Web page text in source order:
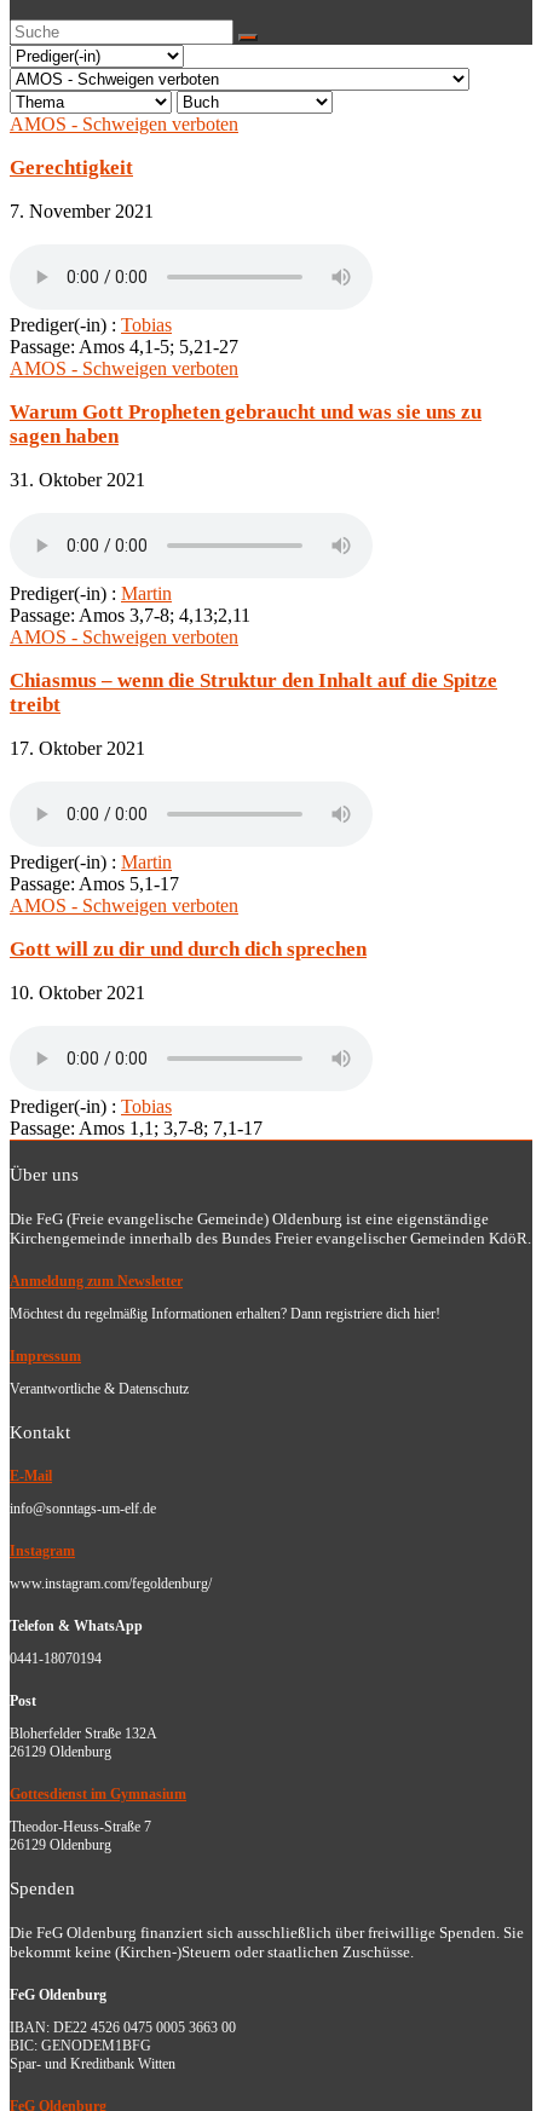
AMOS - Schweigen verboten
Gerechtigkeit
7. November 2021
Prediger(-in) : Tobias
Passage: Amos 4,1-5; 5,21-27
AMOS - Schweigen verboten
Warum Gott Propheten gebraucht und was sie uns zu
sagen haben
31. Oktober 2021
Prediger(-in) : Martin
Passage: Amos 3,7-8; 4,13;2,11
AMOS - Schweigen verboten
Chiasmus – wenn die Struktur den Inhalt auf die Spitze
treibt
17. Oktober 2021
Prediger(-in) : Martin
Passage: Amos 5,1-17
AMOS - Schweigen verboten
Gott will zu dir und durch dich sprechen
10. Oktober 2021
Prediger(-in) : Tobias
Passage: Amos 1,1; 3,7-8; 7,1-17
Über uns
Die FeG (Freie evangelische Gemeinde) Oldenburg ist eine eigenständige
Kirchengemeinde innerhalb des Bundes Freier evangelischer Gemeinden KdöR.
Anmeldung zum Newsletter
Möchtest du regelmäßig Informationen erhalten? Dann registriere dich hier!
Impressum
Verantwortliche & Datenschutz
Kontakt
E-Mail
info@sonntags-um-elf.de
Instagram
www.instagram.com/fegoldenburg/
Telefon & WhatsApp
0441-18070194
Post
Bloherfelder Straße 132A
26129 Oldenburg
Gottesdienst im Gymnasium
Theodor-Heuss-Straße 7
26129 Oldenburg
Spenden
Die FeG Oldenburg finanziert sich ausschließlich über freiwillige Spenden. Sie
bekommt keine (Kirchen-)Steuern oder staatlichen Zuschüsse.
FeG Oldenburg
IBAN: DE22 4526 0475 0005 3663 00
BIC: GENODEM1BFG
Spar- und Kreditbank Witten
FeG Oldenburg